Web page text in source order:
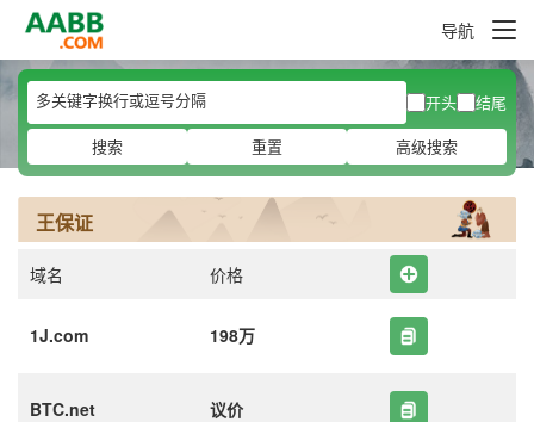
导航
开头
结尾
搜索
重置 高级搜索
王保证
域名 价格
1J.com 198万
BTC.net 议价